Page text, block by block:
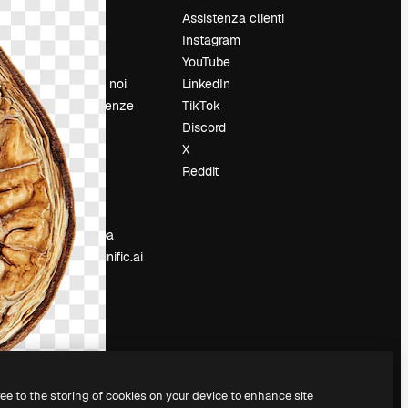
Chi siamo
Lavora con noi
Cerca tendenze
Blog
Eventi
Slidesgo
Vendi i tuoi
contenuti
Sala stampa
Cerchi magnific.ai
Assistenza clienti
Instagram
YouTube
LinkedIn
TikTok
Discord
X
Reddit
to the storing of cookies on your device to enhance site